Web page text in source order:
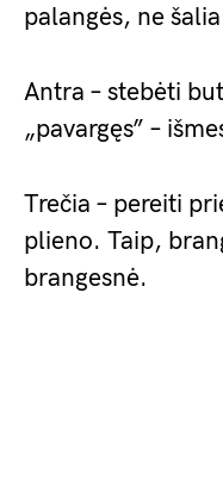
palangės, ne
Antra – stebėti
„pavargęs” –
Trečia – pereiti
plieno. Taip,
brangesnė.